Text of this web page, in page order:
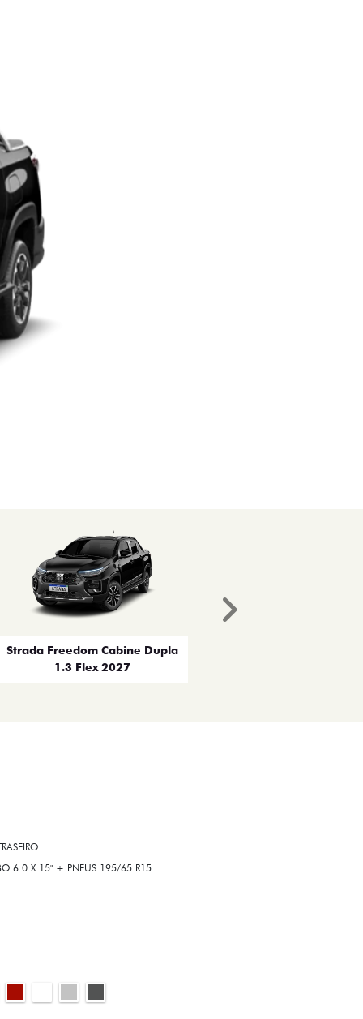
Strada Freedom Cabine Dupla
1.3 Flex 2027
Próximo
6.0 X 15" + PNEUS 195/65 R15